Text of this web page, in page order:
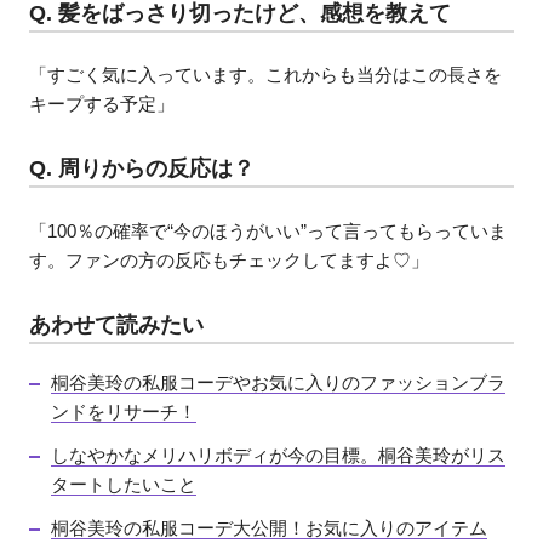
Q. 髪をばっさり切ったけど、感想を教えて
「すごく気に入っています。これからも当分はこの長さを
キープする予定」
Q. 周りからの反応は？
「100％の確率で“今のほうがいい”って言ってもらっていま
す。ファンの方の反応もチェックしてますよ♡」
あわせて読みたい
桐谷美玲の私服コーデやお気に入りのファッションブラ
ンドをリサーチ！
しなやかなメリハリボディが今の目標。桐谷美玲がリス
タートしたいこと
桐谷美玲の私服コーデ大公開！お気に入りのアイテム